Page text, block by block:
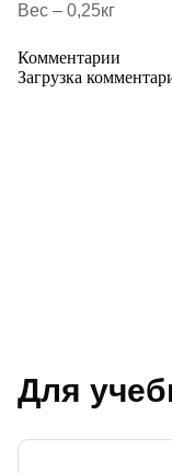
Вес – 0,25кг
Комментарии
Загрузка
Для